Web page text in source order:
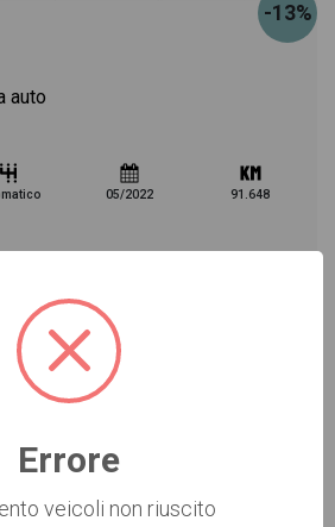
-13%
auto
05/2022 91.648
Errore
veicoli non riuscito